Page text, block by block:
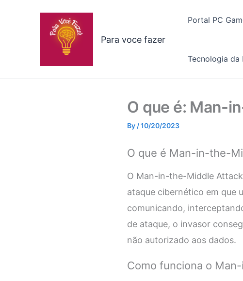
Para voce fazer
Portal PC
Tecnologia da
O que é: Man-
By /10/20/2023
O que é Man-in-the-
O Man-in-the-Middle
ataque cibernético em que
comunicando,
de ataque, o invasor
não autorizado aos dados.
Como funciona o